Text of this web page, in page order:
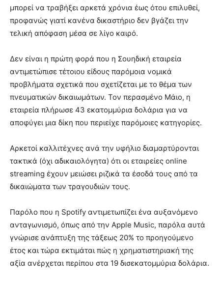
μπορεί να τραβήξει αρκετά χρόνια έως ότου επιλυθεί,
προφανώς γιατί κανένα δικαστήριο δεν βγάζει την
τελική απόφαση μέσα σε λίγο καιρό.
Δεν είναι η πρώτη φορά που η Σουηδική εταιρεία
αντιμετώπισε τέτοιου είδους παρόμοια νομικά
προβλήματα σχετικά που σχετίζεται με το θέμα των
πνευματικών δικαιωμάτων. Τον περασμένο Μάιο, η
εταιρεία πλήρωσε 43 εκατομμύρια δολάρια για να
αποφύγει μια δίκη που περιείχε παρόμοιες κατηγορίες.
Αρκετοί καλλιτέχνες ανά την υφήλιο διαμαρτύρονται
τακτικά (όχι αδικαιολόγητα) ότι οι εταιρείες online
streaming έχουν μειώσει ριζικά τα έσοδά τους από τα
δικαιώματα των τραγουδιών τους.
Παρόλο που η Spotify αντιμετωπίζει ένα αυξανόμενο
ανταγωνισμό, όπως από την Apple Music, παρόλα αυτά
γνώρισε ανάπτυξη της τάξεως 20% το προηγούμενο
έτος και τώρα εκτιμάται πώς η χρηματιστηριακή της
αξία ανέρχεται περίπου στα 19 δισεκατομμύρια δολάρια.